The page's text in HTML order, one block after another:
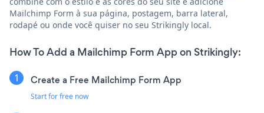
Mailchimp Form à sua página, postagem, barra lateral,
rodapé ou onde você quiser no seu Strikingly local.
How To Add a Mailchimp Form App on Strikingly:
Create a Free Mailchimp Form App
Start for free now